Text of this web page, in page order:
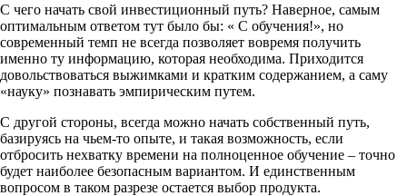
С чего начать свой инвестиционный путь? Наверное, самым
оптимальным ответом тут было бы: « С обучения!», но
современный темп не всегда позволяет вовремя получить
именно ту информацию, которая необходима. Приходится
довольствоваться выжимками и кратким содержанием, а саму
«науку» познавать эмпирическим путем.
С другой стороны, всегда можно начать собственный путь,
базируясь на чьем-то опыте, и такая возможность, если
отбросить нехватку времени на полноценное обучение – точно
будет наиболее безопасным вариантом. И единственным
вопросом в таком разрезе остается выбор продукта.